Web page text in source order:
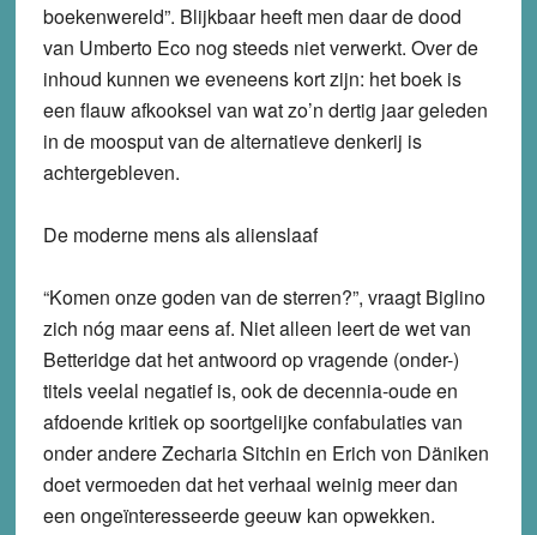
boekenwereld”. Blijkbaar heeft men daar de dood
van Umberto Eco nog steeds niet verwerkt. Over de
inhoud kunnen we eveneens kort zijn: het boek is
een flauw afkooksel van wat zo’n dertig jaar geleden
in de moosput van de alternatieve denkerij is
achtergebleven.
De moderne mens als alienslaaf
“Komen onze goden van de sterren?”, vraagt Biglino
zich nóg maar eens af. Niet alleen leert de wet van
Betteridge dat het antwoord op vragende (onder-)
titels veelal negatief is, ook de decennia-oude en
afdoende kritiek op soortgelijke confabulaties van
onder andere Zecharia Sitchin en Erich von Däniken
doet vermoeden dat het verhaal weinig meer dan
een ongeïnteresseerde geeuw kan opwekken.